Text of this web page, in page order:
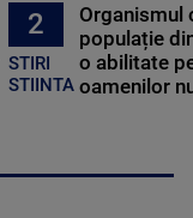
2
STIRI
STIINTA
Organismul
populație
o abilitate
oamenilor